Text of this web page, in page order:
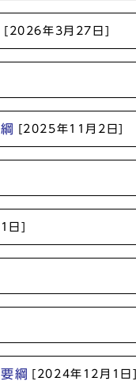
[2026年3月27日]
[2025年11月2日]
日]
綱 [2024年12月1日